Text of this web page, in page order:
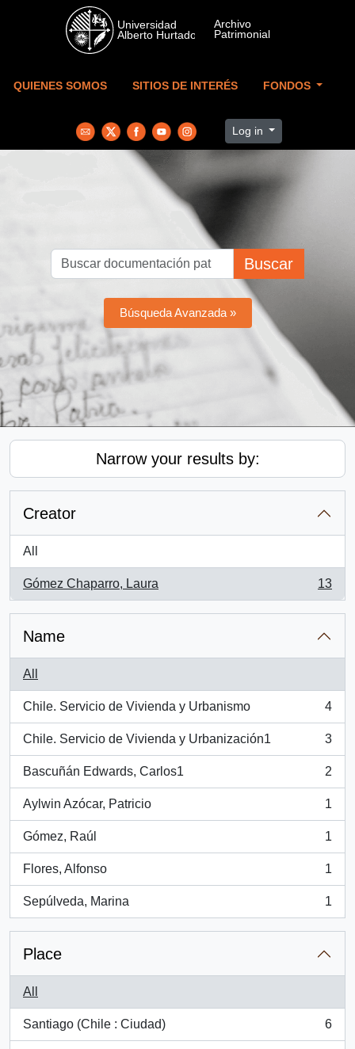
Skip to main content
QUIENES SOMOS SITIOS DE INTERÉS FONDOS
Log in
Buscar
Búsqueda Avanzada »
Narrow your results by:
Creator
All
Gómez Chaparro, Laura
, 13 results
13
Name
All
Chile. Servicio de Vivienda y Urbanismo
, 4 results
4
Chile. Servicio de Vivienda y Urbanización1
, 3 results
3
Bascuñán Edwards, Carlos1
, 2 results
2
Aylwin Azócar, Patricio
, 1 results
1
Gómez, Raúl
, 1 results
1
Flores, Alfonso
, 1 results
1
Sepúlveda, Marina
, 1 results
1
Place
All
Santiago (Chile : Ciudad)
, 6 results
6